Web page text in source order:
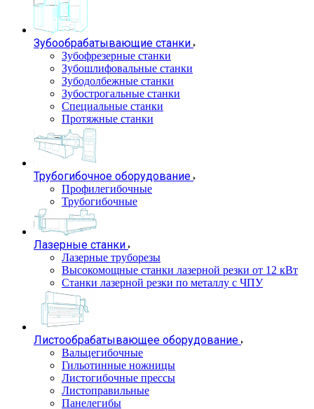
Зубообрабатывающие станки
Зубофрезерные станки
Зубошлифовальные станки
Зубодолбежные станки
Зубострогальные станки
Специальные станки
Протяжные станки
Трубогибочное оборудование
Профилегибочные
Трубогибочные
Лазерные станки
Лазерные труборезы
Высокомощные станки лазерной резки от 12 кВт
Станки лазерной резки по металлу с ЧПУ
Листообрабатывающее оборудование
Вальцегибочные
Гильотинные ножницы
Листогибочные прессы
Листоправильные
Панелегибы